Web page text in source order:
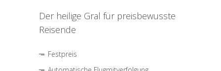
Der heilige Gral für preisbewusste
Reisende
Festpreis